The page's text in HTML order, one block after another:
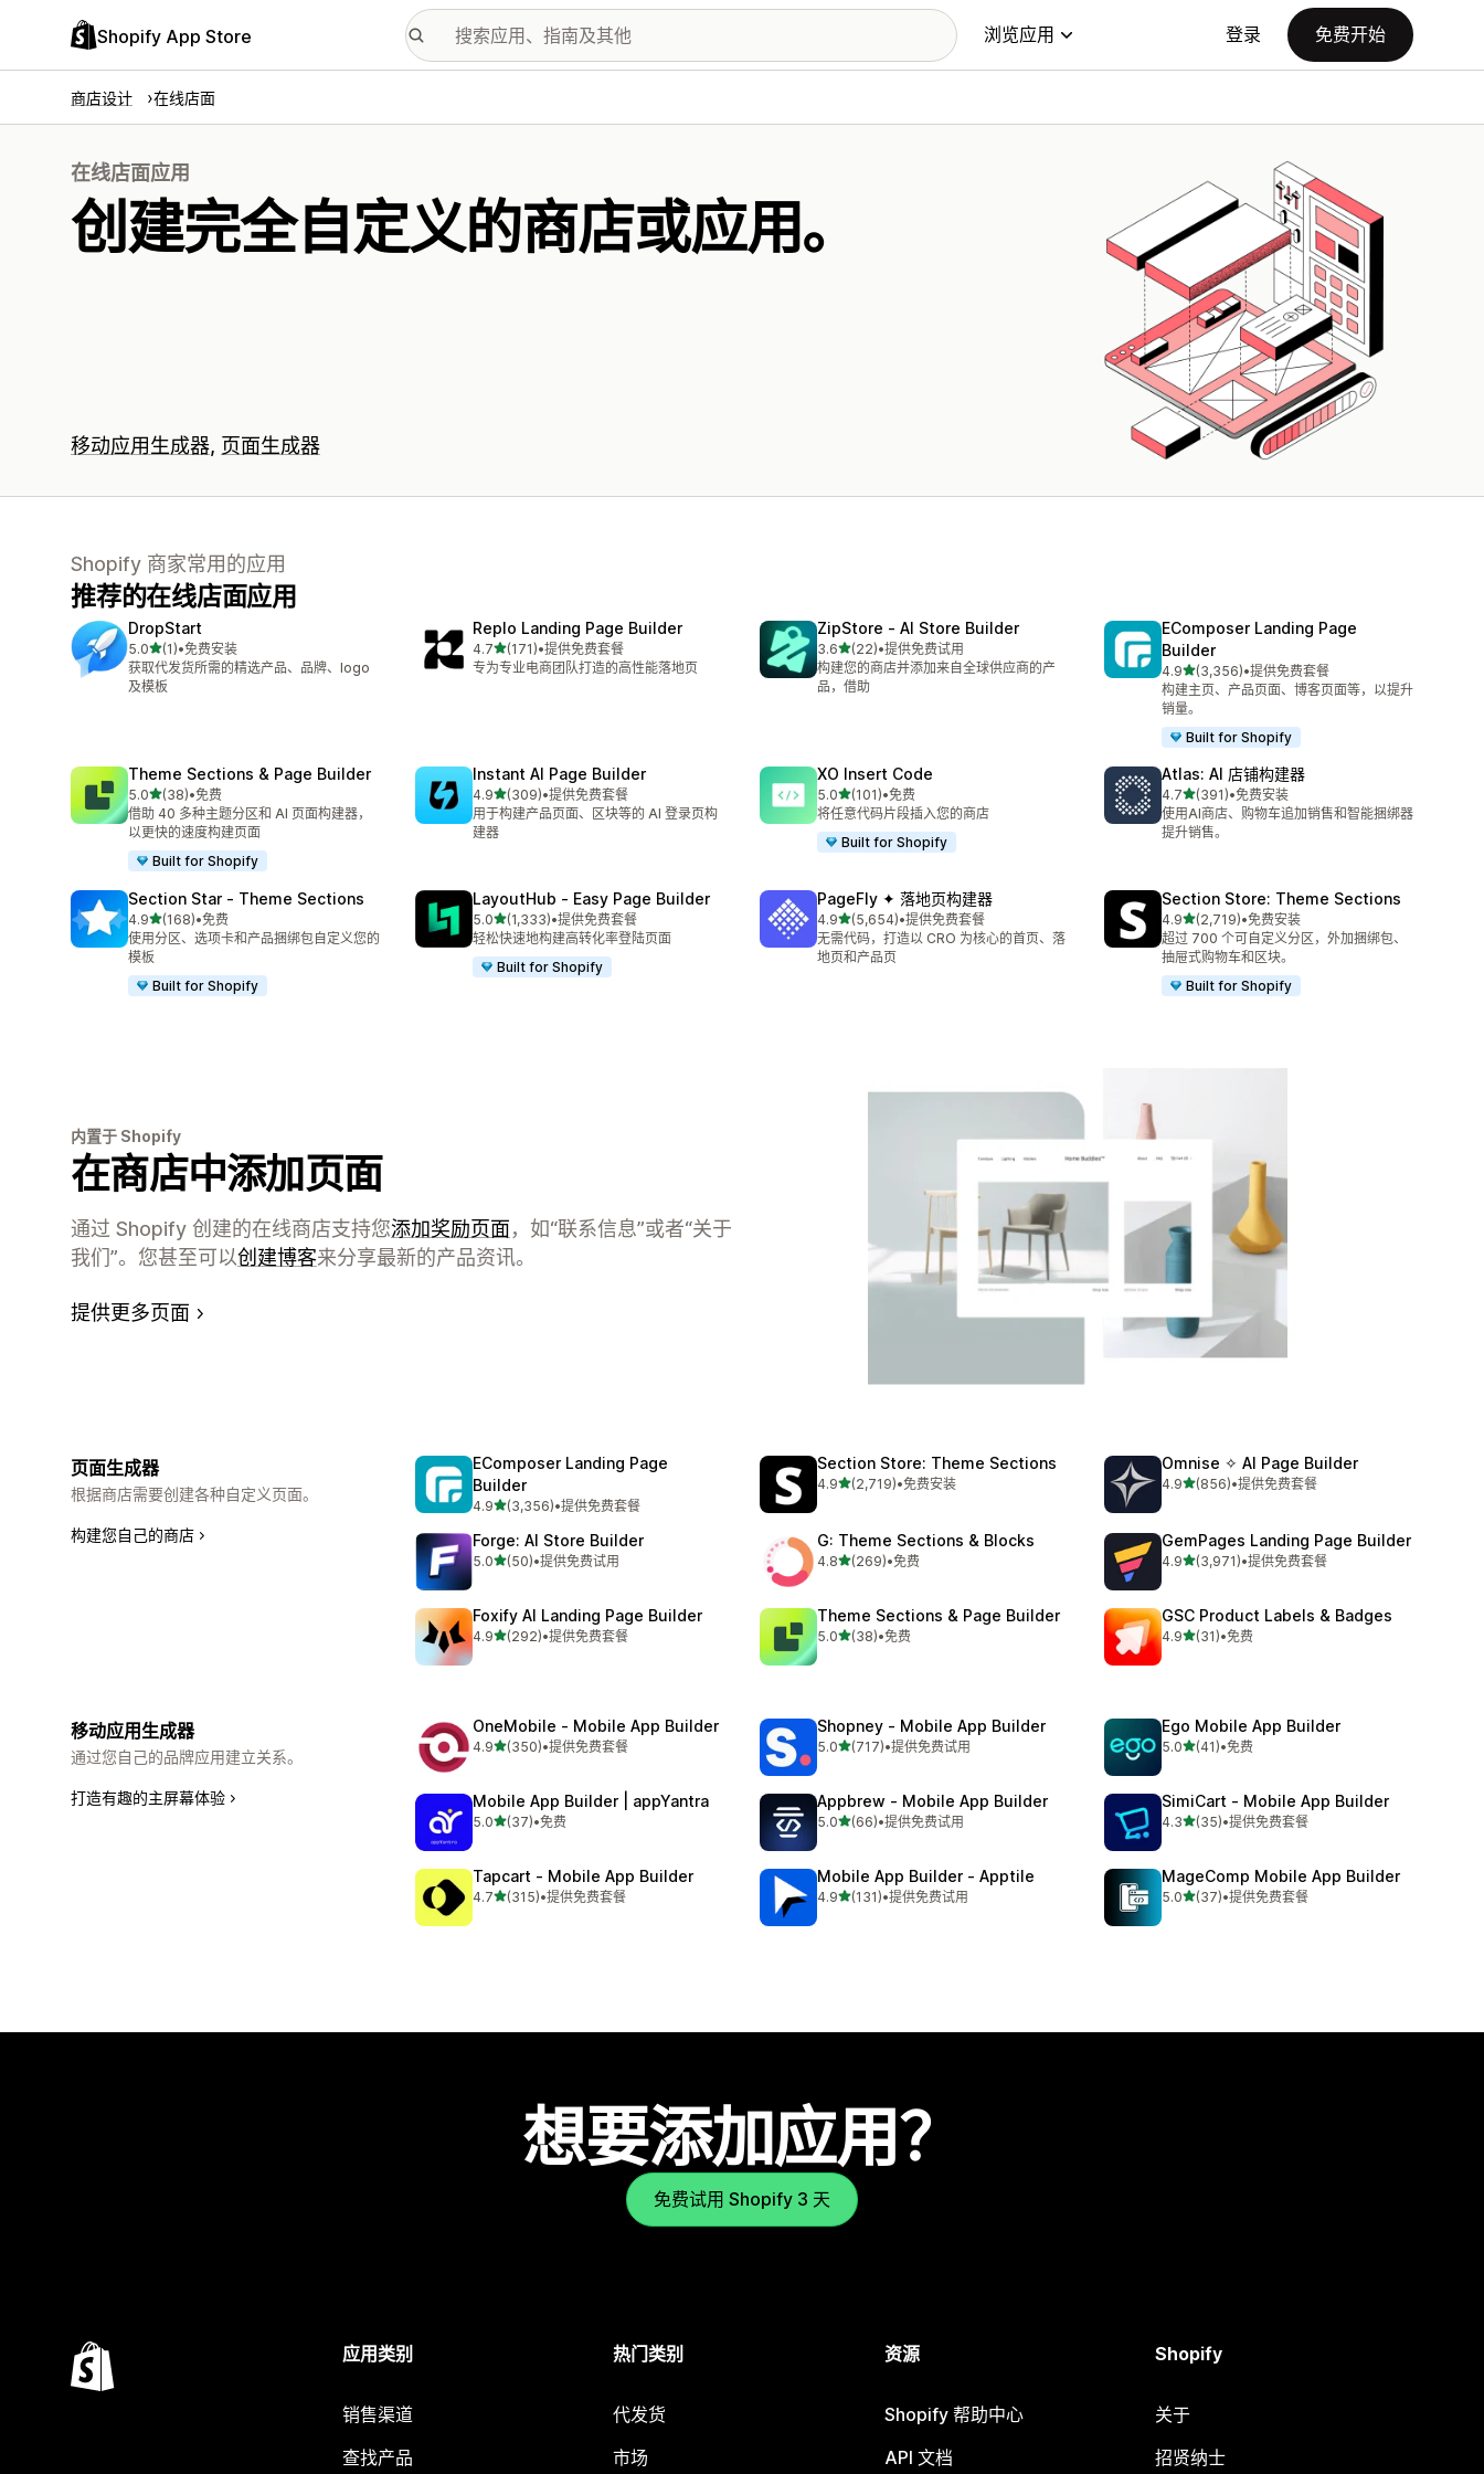
Shopify App Store 浏览应用 登录 免费开始
商店设计 在线店面
在线店面应用
创建完全自定义的商店或应用。
移动应用生成器 页面生成器
Shopify 商家常用的应用
推荐的在线店面应用
DropStart
5.0星（满分 5 星）
(1)
总共 1 条评论
•免费安装
获取代发货所需的精选产品、品牌、logo
及模板
Replo Landing Page Builder
4.7星（满分 5 星）
(171)
总共 171 条评论
•提供免费套餐
专为专业电商团队打造的高性能落地页
ZipStore ‑ AI Store Builder
3.6星（满分 5 星）
(22)
总共 22 条评论
•提供免费试用
构建您的商店并添加来自全球供应商的产
品，借助
EComposer Landing Page
Builder
4.9星（满分 5 星）
(3,356)
总共 3356 条评论
•提供免费套餐
构建主页、产品页面、博客页面等，以提升
销量。
Built for Shopify
Theme Sections & Page Builder
5.0星（满分 5 星）
(38)
总共 38 条评论
•免费
借助 40 多种主题分区和 AI 页面构建器，
以更快的速度构建页面
Built for Shopify
Instant AI Page Builder
4.9星（满分 5 星）
(309)
总共 309 条评论
•提供免费套餐
用于构建产品页面、区块等的 AI 登录页构
建器
XO Insert Code
5.0星（满分 5 星）
(101)
总共 101 条评论
•免费
将任意代码片段插入您的商店
Built for Shopify
Atlas: AI 店铺构建器
4.7星（满分 5 星）
(391)
总共 391 条评论
•免费安装
使用AI商店、购物车追加销售和智能捆绑器
提升销售。
Section Star ‑ Theme Sections
4.9星（满分 5 星）
(168)
总共 168 条评论
•免费
使用分区、选项卡和产品捆绑包自定义您的
模板
Built for Shopify
LayoutHub ‑ Easy Page Builder
5.0星（满分 5 星）
(1,333)
总共 1333 条评论
•提供免费套餐
轻松快速地构建高转化率登陆页面
Built for Shopify
PageFly ✦ 落地页构建器
4.9星（满分 5 星）
(5,654)
总共 5654 条评论
•提供免费套餐
无需代码，打造以 CRO 为核心的首页、落
地页和产品页
Section Store: Theme Sections
4.9星（满分 5 星）
(2,719)
总共 2719 条评论
•免费安装
超过 700 个可自定义分区，外加捆绑包、
抽屉式购物车和区块。
Built for Shopify
内置于 Shopify
在商店中添加页面
通过 Shopify 创建的在线商店支持您添加奖励页面，如“联系信息”或者“关于
我们”。您甚至可以创建博客来分享最新的产品资讯。
提供更多页面
页面生成器
根据商店需要创建各种自定义页面。
构建您自己的商店
EComposer Landing Page
Builder
4.9星（满分 5 星）
(3,356)
总共 3356 条评论
•提供免费套餐
Section Store: Theme Sections
4.9星（满分 5 星）
(2,719)
总共 2719 条评论
•免费安装
Omnise ✧ AI Page Builder
4.9星（满分 5 星）
(856)
总共 856 条评论
•提供免费套餐
Forge: AI Store Builder
5.0星（满分 5 星）
(50)
总共 50 条评论
•提供免费试用
G: Theme Sections & Blocks
4.8星（满分 5 星）
(269)
总共 269 条评论
•免费
GemPages Landing Page Builder
4.9星（满分 5 星）
(3,971)
总共 3971 条评论
•提供免费套餐
Foxify AI Landing Page Builder
4.9星（满分 5 星）
(292)
总共 292 条评论
•提供免费套餐
Theme Sections & Page Builder
5.0星（满分 5 星）
(38)
总共 38 条评论
•免费
GSC Product Labels & Badges
4.9星（满分 5 星）
(31)
总共 31 条评论
•免费
移动应用生成器
通过您自己的品牌应用建立关系。
打造有趣的主屏幕体验
OneMobile ‑ Mobile App Builder
4.9星（满分 5 星）
(350)
总共 350 条评论
•提供免费套餐
Shopney ‑ Mobile App Builder
5.0星（满分 5 星）
(717)
总共 717 条评论
•提供免费试用
Ego Mobile App Builder
5.0星（满分 5 星）
(41)
总共 41 条评论
•免费
Mobile App Builder | appYantra
5.0星（满分 5 星）
(37)
总共 37 条评论
•免费
Appbrew ‑ Mobile App Builder
5.0星（满分 5 星）
(66)
总共 66 条评论
•提供免费试用
SimiCart ‑ Mobile App Builder
4.3星（满分 5 星）
(35)
总共 35 条评论
•提供免费套餐
Tapcart ‑ Mobile App Builder
4.7星（满分 5 星）
(315)
总共 315 条评论
•提供免费套餐
Mobile App Builder ‑ Apptile
4.9星（满分 5 星）
(131)
总共 131 条评论
•提供免费试用
MageComp Mobile App Builder
5.0星（满分 5 星）
(37)
总共 37 条评论
•提供免费套餐
想要添加应用？
免费试用 Shopify 3 天
应用类别
销售渠道
查找产品
热门类别
代发货
市场
资源
Shopify 帮助中心
API 文档
Shopify
关于
招贤纳士